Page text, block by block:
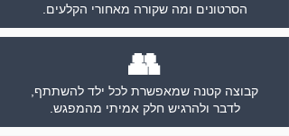
הסרטונים ומה שקורה מאחורי הקלעים.
👥
קבוצה קטנה שמאפשרת לכל ילד להשתתף,
לדבר ולהרגיש חלק אמיתי מהמפגש.